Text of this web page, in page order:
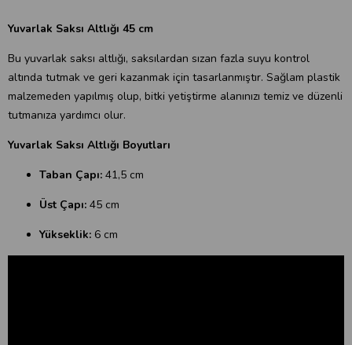
Yuvarlak Saksı Altlığı 45 cm
Bu yuvarlak saksı altlığı, saksılardan sızan fazla suyu kontrol
altında tutmak ve geri kazanmak için tasarlanmıştır. Sağlam plastik
malzemeden yapılmış olup, bitki yetiştirme alanınızı temiz ve düzenli
tutmanıza yardımcı olur.
Yuvarlak Saksı Altlığı Boyutları
Taban Çapı: 41,5 cm
Üst Çapı: 45 cm
Yükseklik: 6 cm